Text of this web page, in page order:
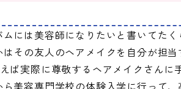
には美容師になりたいと書いてた
その友人のヘアメイクを自分が担
実際に尊敬するヘアメイクさん
美容専門学校の体験入学に行って